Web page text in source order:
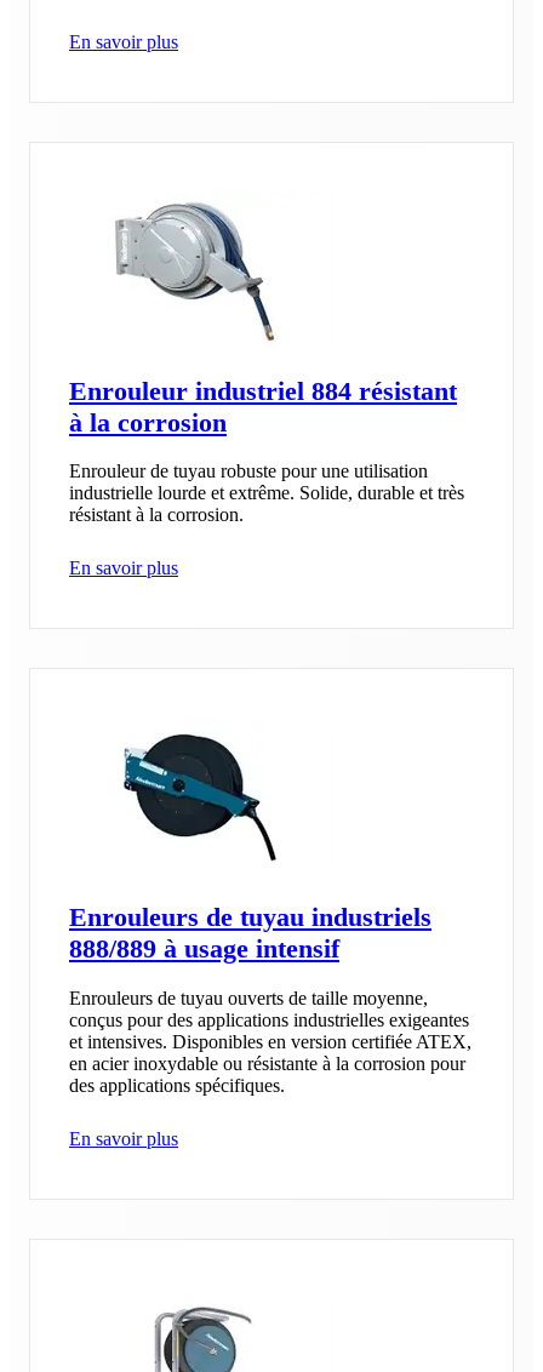
En savoir plus
Enrouleur industriel 884 résistant
à la corrosion
Enrouleur de tuyau robuste pour une utilisation
industrielle lourde et extrême. Solide, durable et très
résistant à la corrosion.
En savoir plus
Enrouleurs de tuyau industriels
888/889 à usage intensif
Enrouleurs de tuyau ouverts de taille moyenne,
conçus pour des applications industrielles exigeantes
et intensives. Disponibles en version certifiée ATEX,
en acier inoxydable ou résistante à la corrosion pour
des applications spécifiques.
En savoir plus